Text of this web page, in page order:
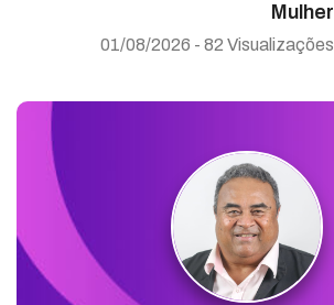
Mulher
01/08/2026 - 82 Visualizações